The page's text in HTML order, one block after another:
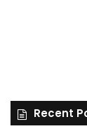
Recent